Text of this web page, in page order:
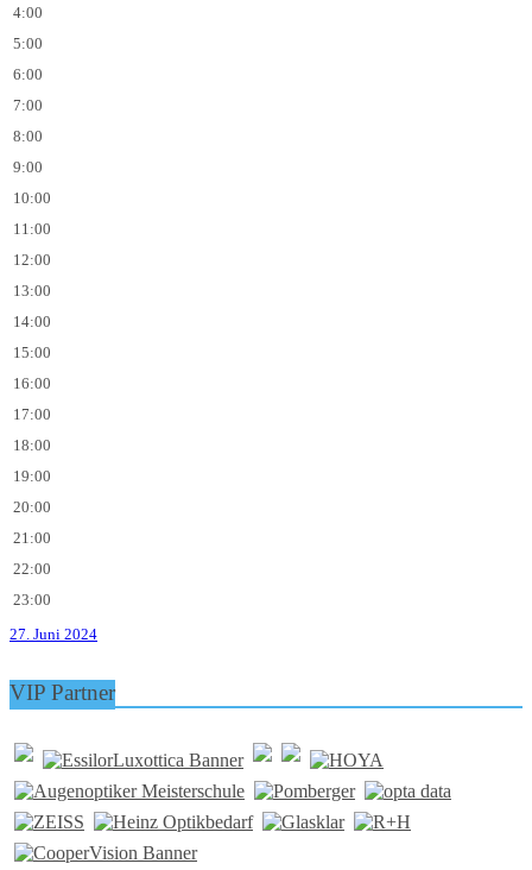
4:00
5:00
6:00
7:00
8:00
9:00
10:00
11:00
12:00
13:00
14:00
15:00
16:00
17:00
18:00
19:00
20:00
21:00
22:00
23:00
27. Juni 2024
VIP Partner